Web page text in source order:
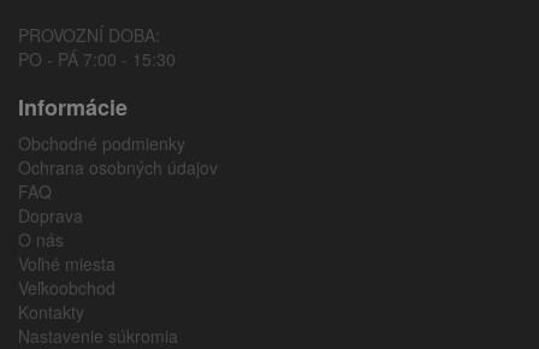
PROVOZNÍ DOBA:
PO - PÁ 7:00 - 15:30
Informácie
Obchodné podmienky
Ochrana osobných údajov
FAQ
Doprava
O nás
Voľné miesta
Veľkoobchod
Kontakty
Nastavenie súkromia